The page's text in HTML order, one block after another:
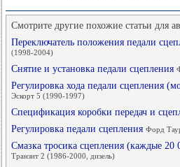
Смотрите другие похожие статьи для
Переключатель положения педали
(1998-2004)
Снятие и установка педали сцепления
Регулировка хода педали сцепления
Эскорт 5 (1990-1997)
Спецификация коробки передач и
Регулировка педали сцепления Форд
Смазка тросика сцепления (каждые 20
Транзит 2 (1986-2000, дизель)